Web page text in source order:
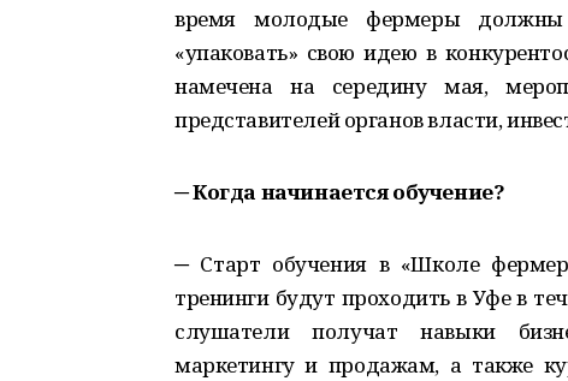
время молодые фермеры должны
«упаковать» свою идею в
намечена на середину мая,
представителей органов власти,
─Когда начинается обучение?
─ Старт обучения в «Школе
тренинги будут проходить в Уфе в
слушатели получат навыки
маркетингу и продажам, а также